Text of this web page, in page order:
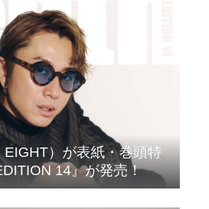
）が表紙・巻頭特
14』が発売！